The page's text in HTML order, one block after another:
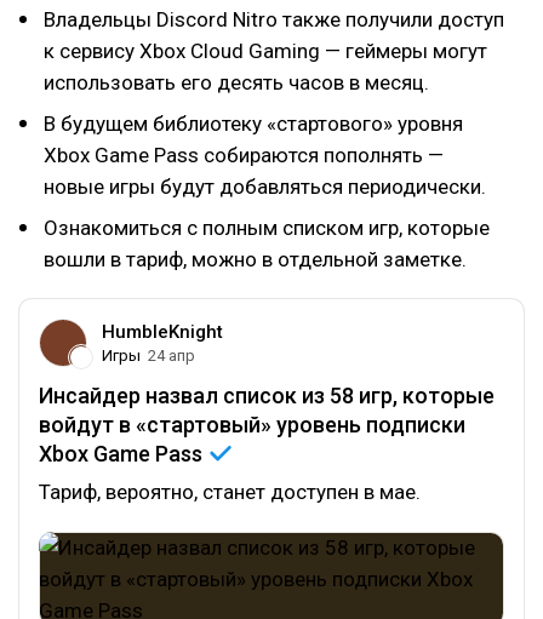
Владельцы Discord Nitro также получили доступ
к сервису Xbox Cloud Gaming — геймеры могут
использовать его десять часов в месяц.
В будущем библиотеку «стартового» уровня
Xbox Game Pass собираются пополнять —
новые игры будут добавляться периодически.
Ознакомиться с полным списком игр, которые
вошли в тариф, можно в отдельной заметке.
HumbleKnight
Игры 24 апр
Инсайдер назвал список из 58 игр, которые
войдут в «стартовый» уровень подписки
Xbox Game Pass
Тариф, вероятно, станет доступен в мае.